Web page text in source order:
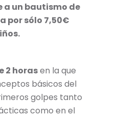
un bautismo de
por sólo 7,50€
2 horasen la que
básicos del
golpes tanto
como en el